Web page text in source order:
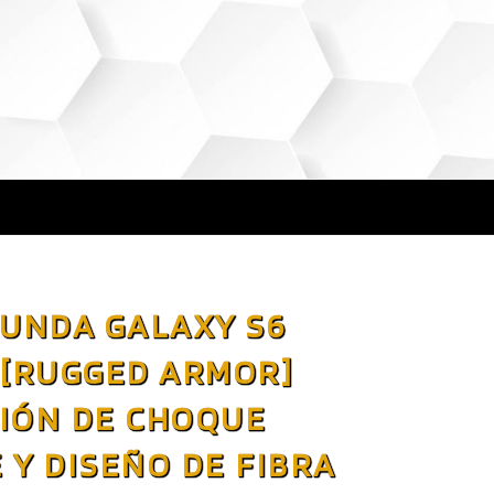
GALAXY S6
ARMOR]
DE CHOQUE
Y DISEÑO DE FIBRA